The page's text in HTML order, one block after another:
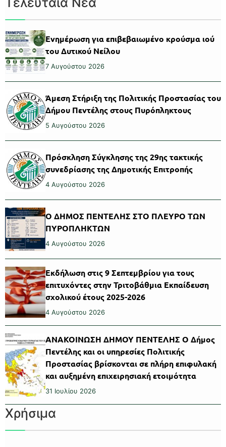
Ενημέρωση για επιβεβαιωμένο κρούσμα ιού
του Δυτικού Νείλου
7 Αυγούστου 2026
Άμεση Στήριξη της Πολιτικής Προστασίας του
Δήμου Πεντέλης στους Πυρόπληκτους
5 Αυγούστου 2026
Πρόσκληση Σύγκλησης της 29ης τακτικής
συνεδρίασης της Δημοτικής Επιτροπής
4 Αυγούστου 2026
Ο ΔΗΜΟΣ ΠΕΝΤΕΛΗΣ ΣΤΟ ΠΛΕΥΡΟ ΤΩΝ
ΠΥΡΟΠΛΗΚΤΩΝ
4 Αυγούστου 2026
Εκδήλωση στις 9 Σεπτεμβρίου για τους
επιτυχόντες στην Τριτοβάθμια Εκπαίδευση
σχολικού έτους 2025-2026
4 Αυγούστου 2026
ΑΝΑΚΟΙΝΩΣΗ ΔΗΜΟΥ ΠΕΝΤΕΛΗΣ Ο Δήμος
Πεντέλης και οι υπηρεσίες Πολιτικής
Προστασίας βρίσκονται σε πλήρη επιφυλακή
και αυξημένη επιχειρησιακή ετοιμότητα
31 Ιουλίου 2026
Χρήσιμα